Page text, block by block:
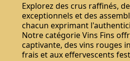
Explorez des crus raffinés,
exceptionnels et des
chacun exprimant
Notre catégorie Vins Fins
captivante, des vins rouges
frais et aux effervescents